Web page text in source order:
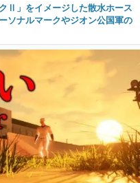
Ⅱ」をイメージした散水ホース
ソナルマークやジオン公国軍の